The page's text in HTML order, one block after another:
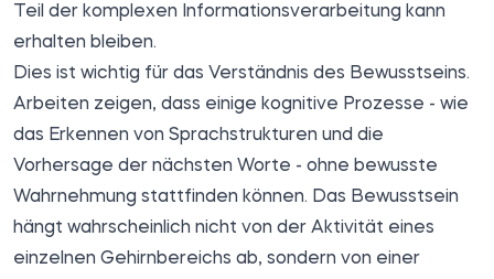
Teil der komplexen Informationsverarbeitung kann
erhalten bleiben.
Dies ist wichtig für das Verständnis des Bewusstseins.
Arbeiten zeigen, dass einige kognitive Prozesse - wie
das Erkennen von Sprachstrukturen und die
Vorhersage der nächsten Worte - ohne bewusste
Wahrnehmung stattfinden können. Das Bewusstsein
hängt wahrscheinlich nicht von der Aktivität eines
einzelnen Gehirnbereichs ab, sondern von einer